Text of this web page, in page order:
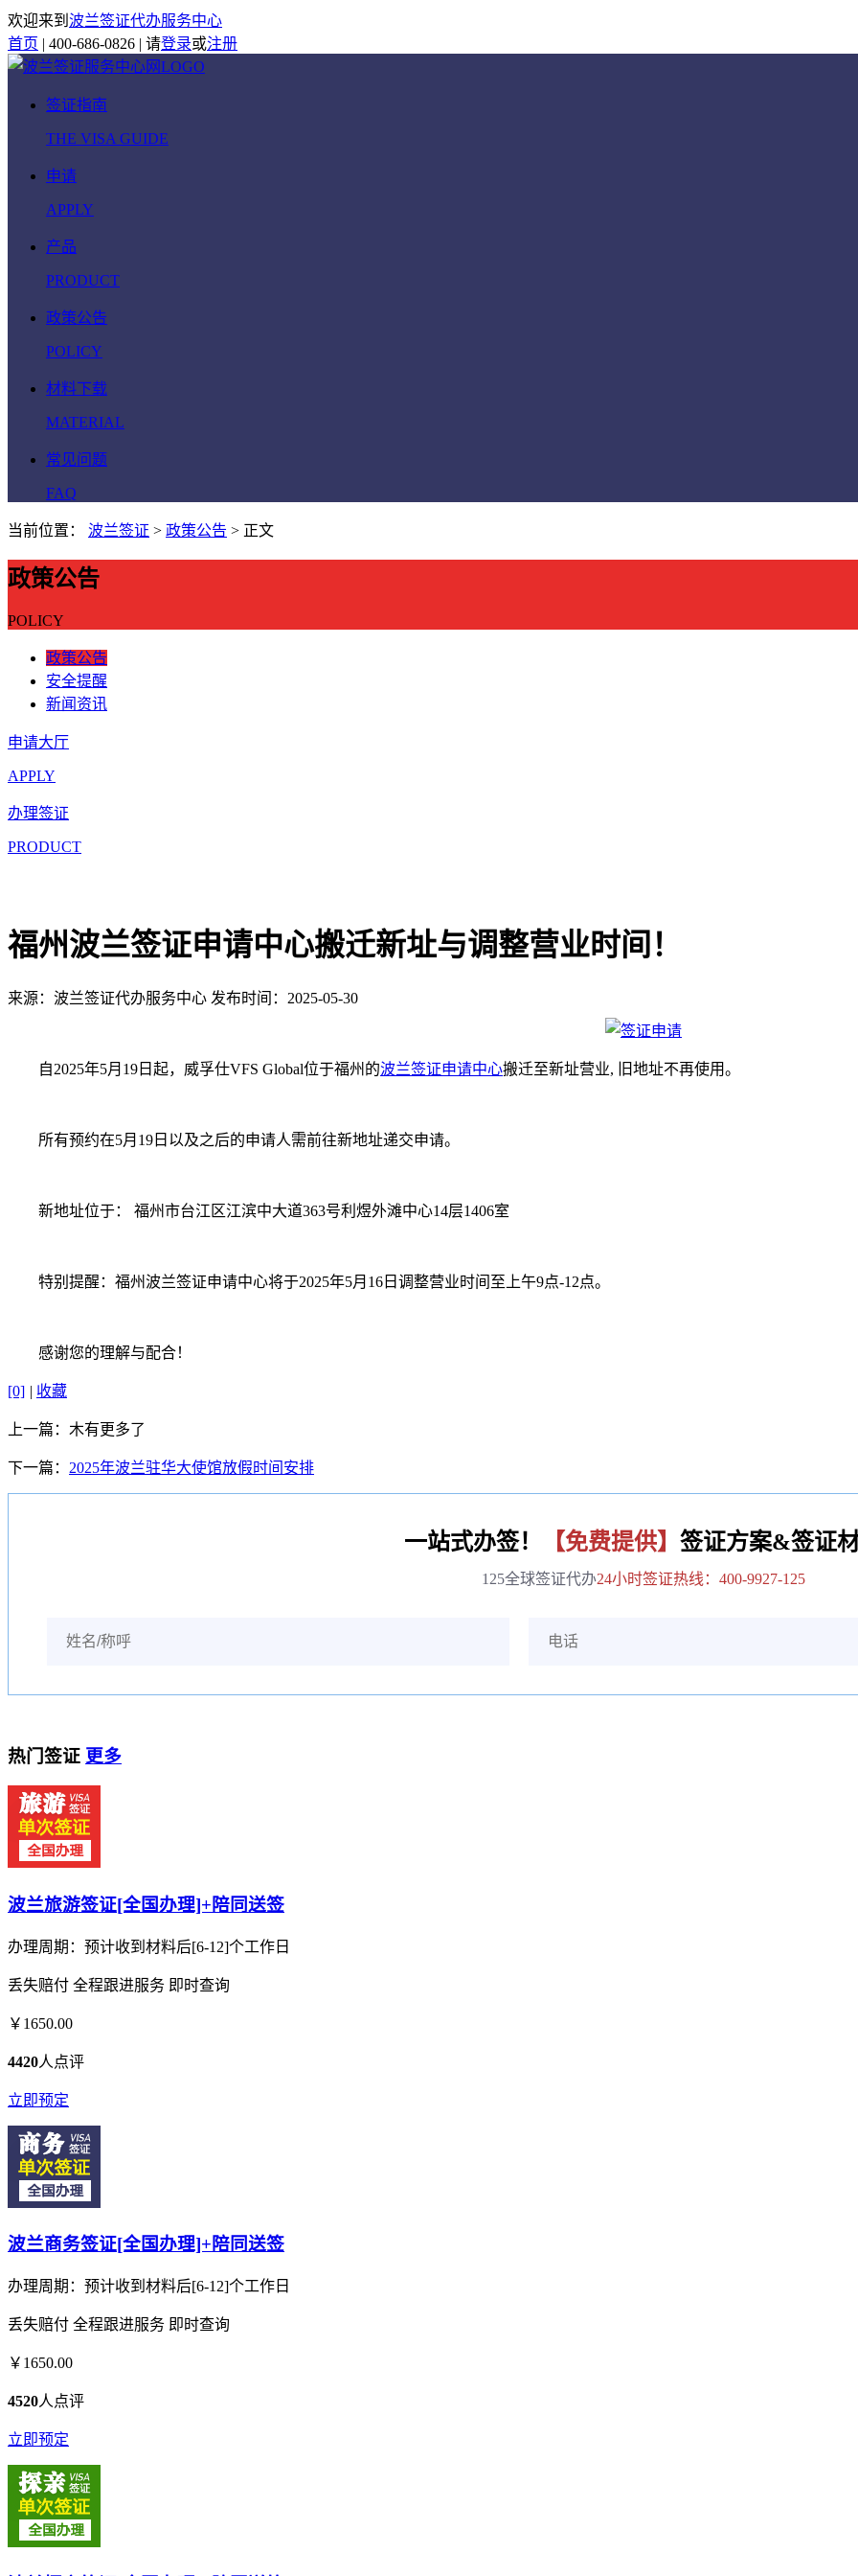
欢迎来到 波兰签证代办服务中心
首页 | 400-686-0826 | 请登录或注册
签证指南
THE VISA GUIDE
申请
APPLY
产品
PRODUCT
政策公告
POLICY
材料下载
MATERIAL
常见问题
FAQ
当前位置： 波兰签证 > 政策公告 > 正文
政策公告
POLICY
政策公告
安全提醒
新闻资讯
申请大厅
APPLY
办理签证
PRODUCT
福州波兰签证申请中心搬迁新址与调整营业时间！
来源：波兰签证代办服务中心 发布时间：2025-05-30
自2025年5月19日起，威孚仕VFS Global位于福州的波兰签证申请中心搬迁至新址营业, 旧地址不再使用。
所有预约在5月19日以及之后的申请人需前往新地址递交申请。
新地址位于： 福州市台江区江滨中大道363号利煜外滩中心14层1406室
特别提醒：福州波兰签证申请中心将于2025年5月16日调整营业时间至上午9点-12点。
感谢您的理解与配合！
[0] | 收藏
上一篇： 木有更多了
下一篇： 2025年波兰驻华大使馆放假时间安排
一站式办签！ 【免费提供】 签证方案&签证
125全球签证代办24小时签证热线：400-9927-125
热门签证 更多
波兰旅游签证[全国办理]+陪同送签
办理周期：预计收到材料后[6-12]个工作日
丢失赔付 全程跟进服务 即时查询
￥1650.00
4420人点评
立即预定
波兰商务签证[全国办理]+陪同送签
办理周期：预计收到材料后[6-12]个工作日
丢失赔付 全程跟进服务 即时查询
￥1650.00
4520人点评
立即预定